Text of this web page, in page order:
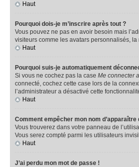
Haut
Pourquoi dois-je m’inscrire après tout ?
Vous pouvez ne pas en avoir besoin mais
visiteurs comme les avatars personnalisés, la
Haut
Pourquoi suis-je automatiquement
Si vous ne cochez pas la case Me connecter
connecté, cochez cette case lors de la
l’administrateur a désactivé cette
Haut
Comment empêcher mon nom
Vous trouverez dans votre panneau de
Vous serez compté parmi les utilisateurs
Haut
J’ai perdu mon mot de passe !